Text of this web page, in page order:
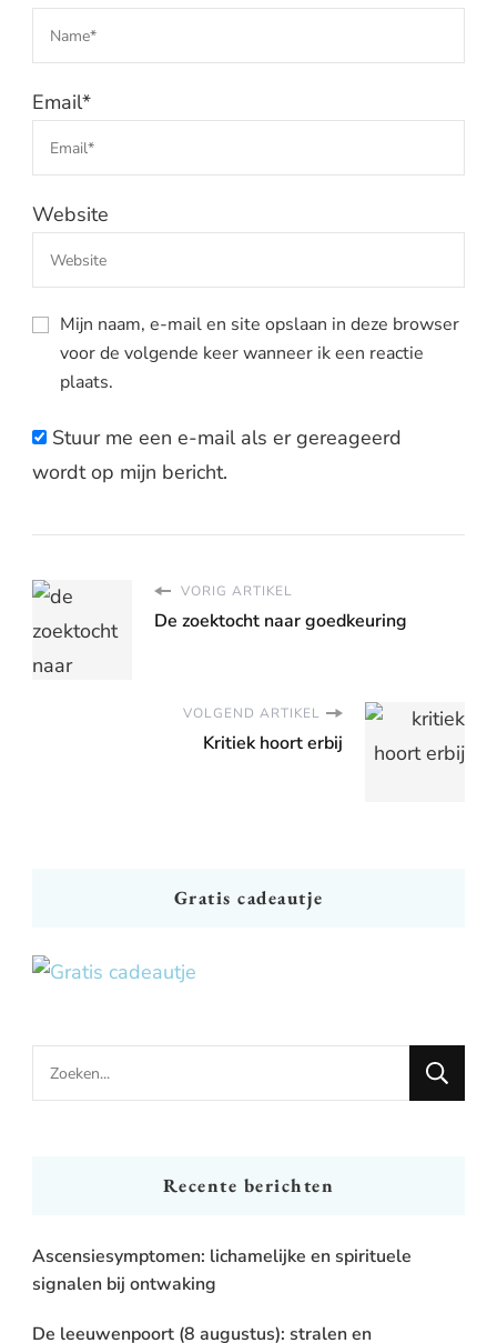
Email*
Website
Mijn naam, e-mail en site opslaan in deze browser
voor de volgende keer wanneer ik een reactie
plaats.
Stuur me een e-mail als er gereageerd
wordt op mijn bericht.
VORIG ARTIKEL
De zoektocht naar goedkeuring
VOLGEND ARTIKEL
Kritiek hoort erbij
Gratis cadeautje
Looking
for
Recente berichten
Ascensiesymptomen: lichamelijke en spirituele
signalen bij ontwaking
De leeuwenpoort (8 augustus): stralen en